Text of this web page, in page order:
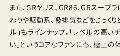
また、GRヤリス、GR86、GRスープ
わりや駆動系、吸排気などをじっくり
ル 」もラインナップ。「レベルの高
い」というコアなファンにも、極上の